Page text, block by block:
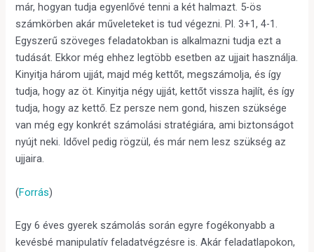
már, hogyan tudja egyenlővé tenni a két halmazt. 5-ös
számkörben akár műveleteket is tud végezni. Pl. 3+1, 4-1.
Egyszerű szöveges feladatokban is alkalmazni tudja ezt a
tudását. Ekkor még ehhez legtöbb esetben az ujjait használja.
Kinyitja három ujját, majd még kettőt, megszámolja, és így
tudja, hogy az öt. Kinyitja négy ujját, kettőt vissza hajlít, és így
tudja, hogy az kettő. Ez persze nem gond, hiszen szüksége
van még egy konkrét számolási stratégiára, ami biztonságot
nyújt neki. Idővel pedig rögzül, és már nem lesz szükség az
ujjaira.
(Forrás)
Egy 6 éves gyerek számolás során egyre fogékonyabb a
kevésbé manipulatív feladatvégzésre is. Akár feladatlapokon,